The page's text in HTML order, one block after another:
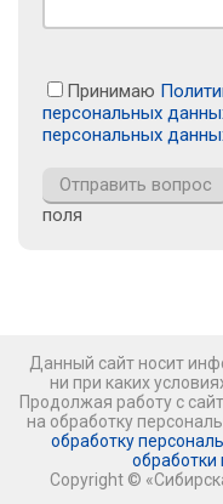
Принимаю
персональных
персональных
поля
Данный сайт носит
ни при каких
Продолжая работу с
на обработку
обработку
Copyright ©